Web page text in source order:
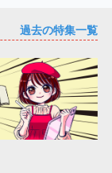
過去の特集一覧